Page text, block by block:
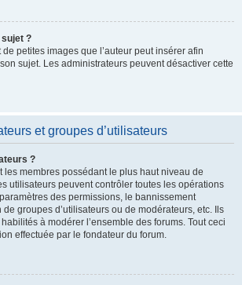
?
petites images que l’auteur peut insérer afin
sujet. Les administrateurs peuvent désactiver cette
et groupes d’utilisateurs
?
les membres possédant le plus haut niveau de
utilisateurs peuvent contrôler toutes les opérations
des permissions, le bannissement
de groupes d’utilisateurs ou de modérateurs, etc. Ils
à modérer l’ensemble des forums. Tout ceci
effectuée par le fondateur du forum.